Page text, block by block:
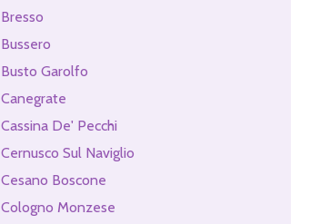
Bresso
Bussero
Busto Garolfo
Canegrate
Cassina De' Pecchi
Cernusco Sul Naviglio
Cesano Boscone
Cologno Monzese